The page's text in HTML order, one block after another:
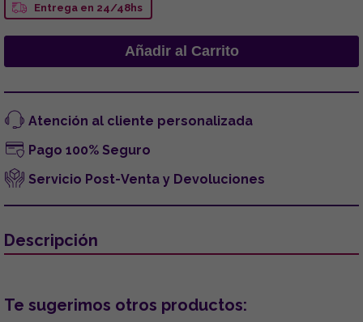
Entrega en 24/48hs
Atención al cliente personalizada
Pago 100% Seguro
Servicio Post-Venta y Devoluciones
Descripción
Te sugerimos otros productos: